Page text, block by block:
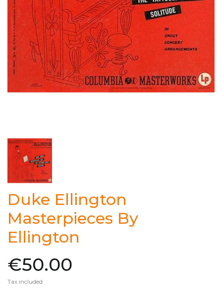
Duke Ellington
Masterpieces By
Ellington
€50.00
Tax included